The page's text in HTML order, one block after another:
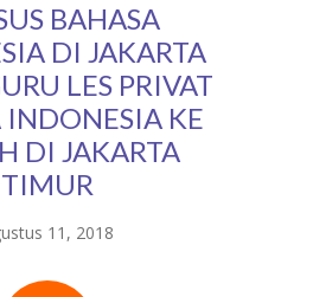
BAHASA
DI JAKARTA
LES PRIVAT
INDONESIA KE
DI JAKARTA
TIMUR
11, 2018